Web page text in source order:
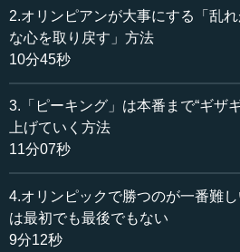
≪全文≫
●伸び悩んだときに見るポイン
―― どうやって自分の限界を知っ
近いと思うのですが、例えば、先
れば、突き抜けるかもしれない」
る程度伸びたところから、「あれ
らもう少し楽にこれくらいの記録
ど、どうも最近記録が出しづらい
2.オリンピアンが大事にする「乱れ
な心を取り戻す」方法
10分45秒
3.「ピーキング」は本番まで“ギザ
上げていく方法
11分07秒
4.オリンピックで勝つのが一番難
は最初でも最後でもない
9分12秒